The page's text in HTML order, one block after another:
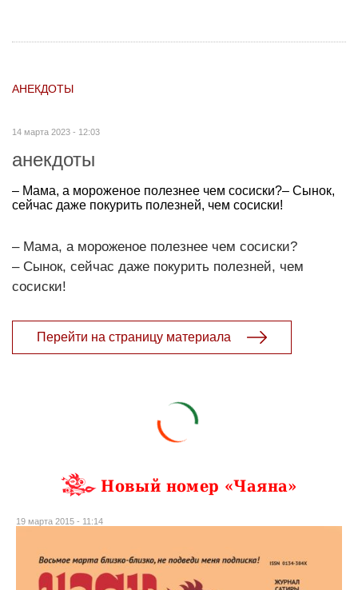
АНЕКДОТЫ
14 марта 2023 - 12:03
анекдоты
– Мама, а мороженое полезнее чем сосиски?– Сынок,
сейчас даже покурить полезней, чем сосиски!
– Мама, а мороженое полезнее чем сосиски?
– Сынок, сейчас даже покурить полезней, чем
сосиски!
Перейти на страницу материала
Новый номер «Чаяна»
19 марта 2015 - 11:14